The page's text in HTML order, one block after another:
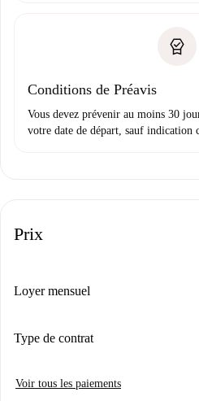
Conditions de Préavis
Vous devez prévenir au moins 30
votre date de départ, sauf indication
Prix
Loyer mensuel
Type de contrat
Voir tous les paiements